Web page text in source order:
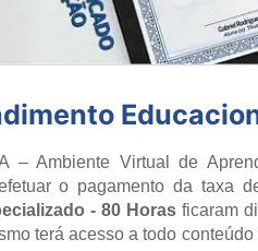
– Ambiente Virtual de
o pagamento da taxa
- 80 Horasficaram
terá acesso a todo conteúdo